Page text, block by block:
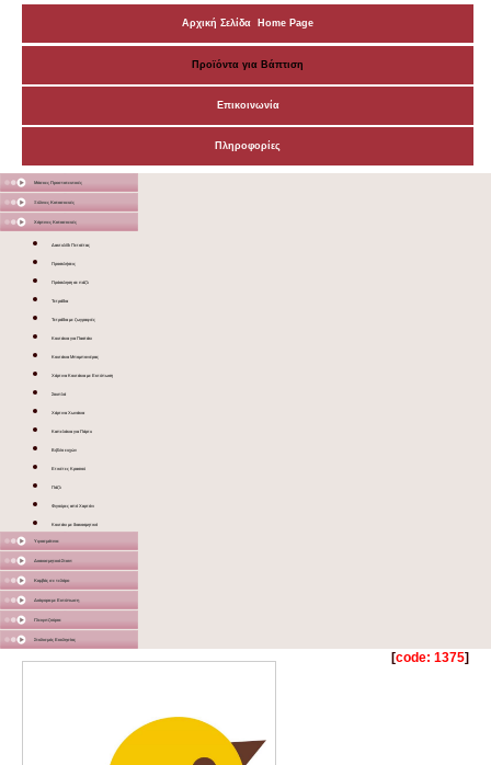
Αρχική Σελίδα Home Page
Προϊόντα για Βάπτιση
Επικοινωνία
Πληροφορίες
Μάσκες Προστατευτικές
Ξύλινες Κατασκευές
Χάρτινες Κατασκευές
Δακτυλίδι Πετσέτας
Προσκλήσεις
Πρόσκληση σε πάζλ
Τετράδια
Τετράδια με ζωγραφιές
Κουτάκια για Παστάκι
Κουτάκια Μπομπονιέρας
Χάρτινα Κουτάκια με Εκτύπωση
Σουπλά
Χάρτινα Χωνάκια
Καπελάκια για Πάρτυ
Βιβλίο ευχών
Ετικέτες Κρασιού
Πάζλ
Φιγούρες από Χαρτόνι
Κουτάκι με διακοσμητικό
Υφασμάτινα
Διακοσμητικά Σταντ
Καμβάς σε τελάρο
Διάφορα με Εκτύπωση
Γλειφιτζούρια
Στολισμός Εκκλησίας
[code: 1375]